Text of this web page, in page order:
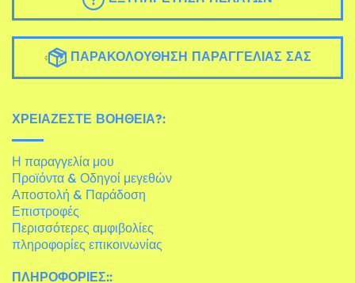
ΠΑΡΑΚΟΛΟΎΘΗΣΗ ΠΑΡΑΓΓΕΛΊΑΣ ΣΑΣ
ΧΡΕΙΆΖΕΣΤΕ ΒΟΉΘΕΙΑ?:
Η παραγγελία μου
Προϊόντα & Οδηγοί μεγεθών
Αποστολή & Παράδοση
Επιστροφές
Περισσότερες αμφιβολίες
πληροφορίες επικοινωνίας
ΠΛΗΡΟΦΟΡΊΕΣ::